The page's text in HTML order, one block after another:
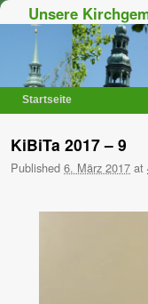
Unsere
Startseite
KiBiTa 2017 – 9
Published 6. März 2017 at